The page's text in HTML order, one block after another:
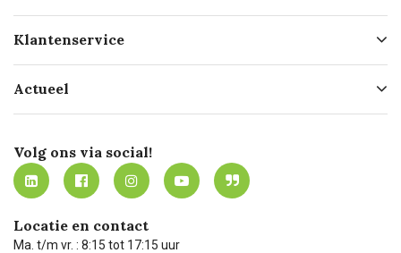
Geschiedenis
Missie
Certificering
Werken bij Carel Lurvink
MVO
Klantenservice
Bezorgen
Mijn Carel Lurvink
Mijn Carel Lurvink instructievideo's
Carel Lurvink App
Hulp op afstand
Technische dienst
Actueel
Innovation LAB
Tevreden klanten
Carel Lurvink Blog
Carel de podcast
Volg ons via social!
Locatie en contact
Ma. t/m vr. : 8:15 tot 17:15 uur